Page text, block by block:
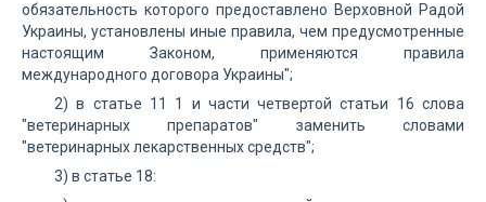
обязательность которого предоставлено Верховной Радой
Украины, установлены иные правила, чем предусмотренные
настоящим Законом, применяются правила
международного договора Украины";
2) в статье 11 1 и части четвертой статьи 16 слова
"ветеринарных препаратов" заменить словами
"ветеринарных лекарственных средств";
3) в статье 18: